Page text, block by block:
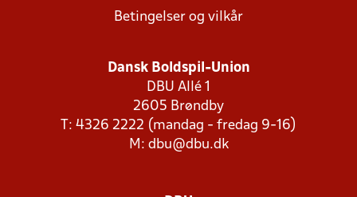
Betingelser og vilkår
Dansk Boldspil-Union
DBU Allé 1
2605 Brøndby
T: 4326 2222 (mandag - fredag 9-16)
M: dbu@dbu.dk